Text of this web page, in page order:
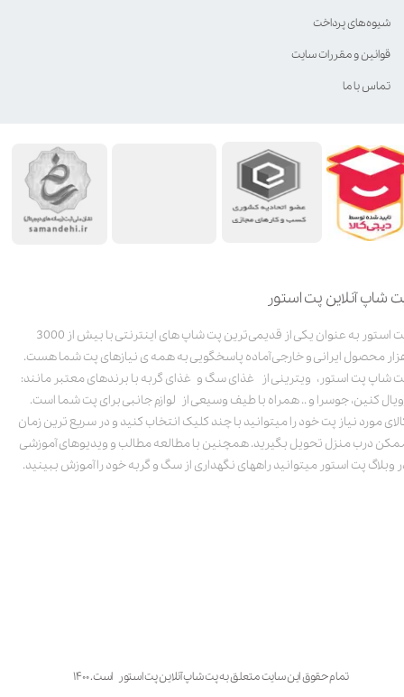
شاپ آنلاین پت استور
پت استور به عنوان یکی از قدیمی‌ترین پت شاپ های اینترنتی با بیش از 3000
محصول ایرانی و خارجی آماده پاسخگویی به همه ی نیازهای پت شما هست.
شاپ پت استور، ویترینی از غذای سگ و غذای گربه با برندهای معتبر مانند:
کنین، جوسرا و .. همراه با طیف وسیعی از لوازم جانبی برای پت شما است.
مورد نیاز پت خود را میتوانید با چند کلیک انتخاب کنید و در سریع ترین زمان
درب منزل تحویل بگیرید. همچنین با مطالعه مطالب و ویدیوهای آموزشی
وبلاگ پت استور میتوانید راههای نگهداری از سگ و گربه خود را آموزش ببینید.
تمام حقوق این سایت متعلق به پت شاپ آنلاین پت استور است. ۱۴۰۰
شیوه‌های پرداخت
قوانین و مقررات سایت
تماس با ما